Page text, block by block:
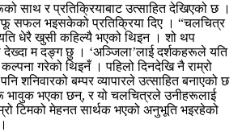
साथ र प्रतिक्रियाबाट उत्साहित देखिएको छ ।
सफल भइसकेको प्रतिक्रिया दिए । “चलचित्र
यति धेरै खुसी कहिल्यै भएको थिइन । शो थप
म दङ्ग छु । ‘अञ्जिला’लाई दर्शकहरूले यति
गरेको थिइनँ । पहिलो दिनदेखि नै राम्रो
शनिवारको बम्पर व्यापारले उत्साहित बनाएको छ
भावुक भएका छन्, र यो चलचित्रले उनीहरूलाई
टिमको मेहनत सार्थक भएको अनुभूति भइरहेको